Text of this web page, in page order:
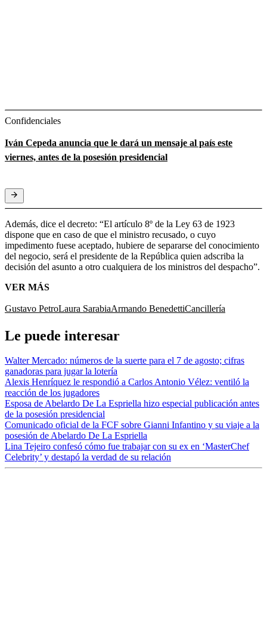
Confidenciales
Iván Cepeda anuncia que le dará un mensaje al país este
viernes, antes de la posesión presidencial
Además, dice el decreto: “El artículo 8º de la Ley 63 de 1923
dispone que en caso de que el ministro recusado, o cuyo
impedimento fuese aceptado, hubiere de separarse del conocimiento
del negocio, será el presidente de la República quien adscriba la
decisión del asunto a otro cualquiera de los ministros del despacho”.
VER MÁS
Gustavo PetroLaura SarabiaArmando BenedettiCancillería
Le puede interesar
Walter Mercado: números de la suerte para el 7 de agosto; cifras
ganadoras para jugar la lotería
Alexis Henríquez le respondió a Carlos Antonio Vélez: ventiló la
reacción de los jugadores
Esposa de Abelardo De La Espriella hizo especial publicación antes
de la posesión presidencial
Comunicado oficial de la FCF sobre Gianni Infantino y su viaje a la
posesión de Abelardo De La Espriella
Lina Tejeiro confesó cómo fue trabajar con su ex en ‘MasterChef
Celebrity’ y destapó la verdad de su relación